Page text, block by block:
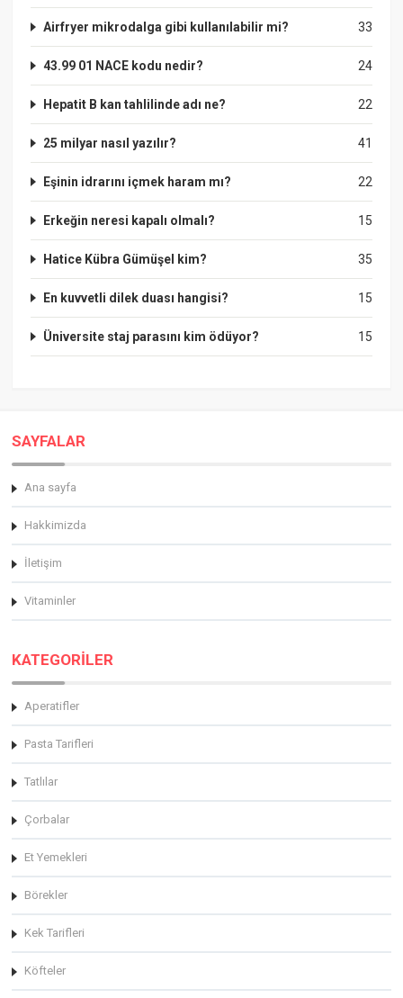
33
Airfryer mikrodalga gibi kullanılabilir mi?
24
43.99 01 NACE kodu nedir?
22
Hepatit B kan tahlilinde adı ne?
41
25 milyar nasıl yazılır?
22
Eşinin idrarını içmek haram mı?
15
Erkeğin neresi kapalı olmalı?
35
Hatice Kübra Gümüşel kim?
15
En kuvvetli dilek duası hangisi?
15
Üniversite staj parasını kim ödüyor?
SAYFALAR
Ana sayfa
Hakkimizda
İletişim
Vitaminler
KATEGORİLER
Aperatifler
Pasta Tarifleri
Tatlılar
Çorbalar
Et Yemekleri
Börekler
Kek Tarifleri
Köfteler